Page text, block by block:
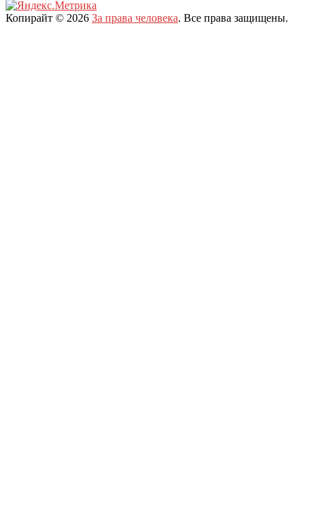
Копирайт © 2026 За права человека. Все права защищены.